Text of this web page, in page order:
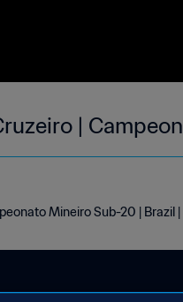
|
Mineiro Sub-20 | Brazil